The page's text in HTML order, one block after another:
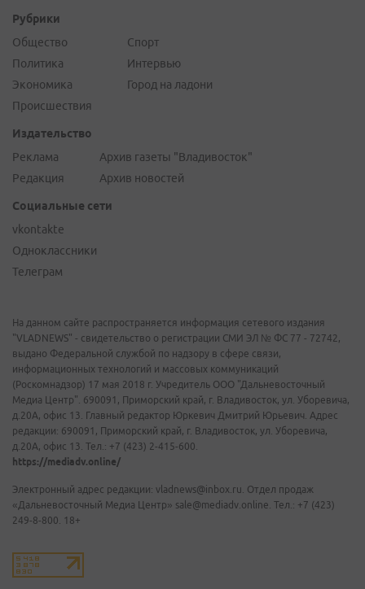
Рубрики
Общество
Политика
Экономика
Происшествия
Спорт
Интервью
Город на ладони
Издательство
Реклама
Редакция
Архив газеты "Владивосток"
Архив новостей
Социальные сети
vkontakte
Одноклассники
Телеграм
На данном сайте распространяется информация сетевого издания
"VLADNEWS" - свидетельство о регистрации СМИ ЭЛ № ФС 77 - 72742,
выдано Федеральной службой по надзору в сфере связи,
информационных технологий и массовых коммуникаций
(Роскомнадзор) 17 мая 2018 г. Учредитель ООО "Дальневосточный
Медиа Центр". 690091, Приморский край, г. Владивосток, ул. Уборевича,
д.20А, офис 13. Главный редактор Юркевич Дмитрий Юрьевич. Адрес
редакции: 690091, Приморский край, г. Владивосток, ул. Уборевича,
д.20А, офис 13. Тел.: +7 (423) 2-415-600.
https://mediadv.online/
Электронный адрес редакции: vladnews@inbox.ru. Отдел продаж
«Дальневосточный Медиа Центр» sale@mediadv.online. Тел.: +7 (423)
249-8-800. 18+